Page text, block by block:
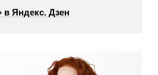
Яндекс. Дзен